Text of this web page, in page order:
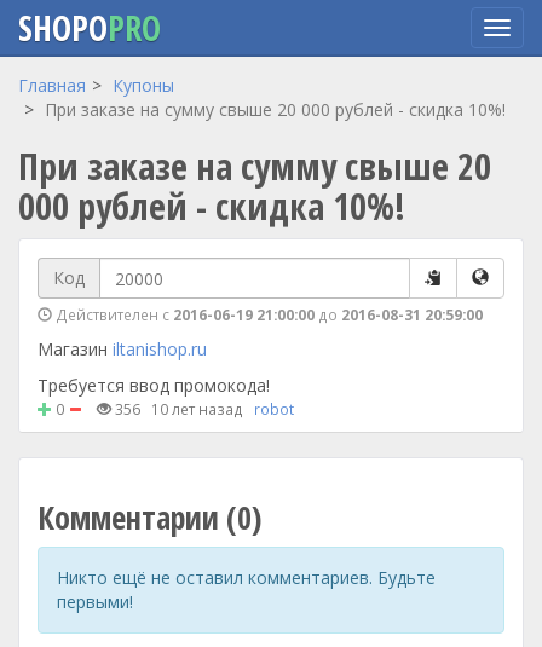
Перейти
содержанию
SHOPOPRO
Главная
Купоны
При заказе на сумму свыше 20 000 рублей - скидка 10%!
При заказе на сумму свыше 20
000 рублей - скидка 10%!
Код
Действителен с 2016-06-19 21:00:00 до 2016-08-31 20:59:00
Магазин iltanishop.ru
Требуется ввод промокода!
0 356 10 лет назад robot
Комментарии (0)
Никто ещё не оставил комментариев. Будьте
первыми!